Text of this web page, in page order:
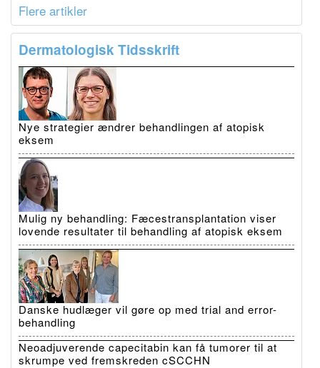
Flere artikler
Dermatologisk Tidsskrift
Nye strategier ændrer behandlingen af atopisk
eksem
Mulig ny behandling: Fæcestransplantation viser
lovende resultater til behandling af atopisk eksem
Danske hudlæger vil gøre op med trial and error-
behandling
Neoadjuverende capecitabin kan få tumorer til at
skrumpe ved fremskreden cSCCHN